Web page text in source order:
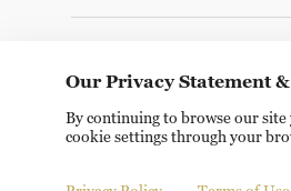
Our Privacy Statement
By continuing to browse our site
cookie settings through your